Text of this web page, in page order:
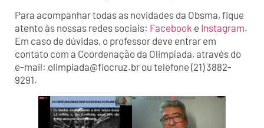
Para acompanhar todas as novidades da Obsma, fique
atento às nossas redes sociais: Facebook e Instagram.
Em caso de dúvidas, o professor deve entrar em
contato com a Coordenação da Olimpíada, através do
e-mail: olimpiada@fiocruz.br ou telefone (21) 3882-
9291.